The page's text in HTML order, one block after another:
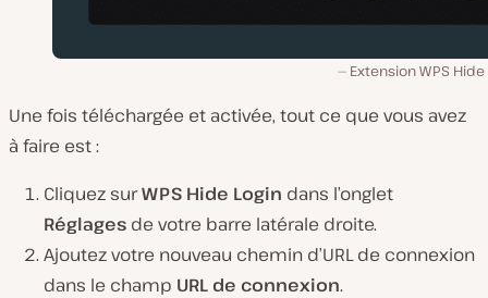
Extension WPS Hide
Une fois téléchargée et activée, tout ce que vous avez
à faire est :
Cliquez surWPS Hide Login dans l’onglet
Réglages de votre barre latérale droite.
Ajoutez votre nouveau chemin d’URL de connexion
dans le champ URL de connexion.